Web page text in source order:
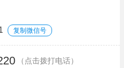
复制微信号
（点击拨打电话）